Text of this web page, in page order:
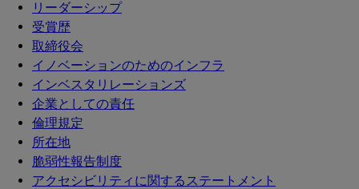
リーダーシップ
受賞歴
取締役会
イノベーションのためのインフラ
インベスタリレーションズ
企業としての責任
倫理規定
所在地
脆弱性報告制度
アクセシビリティに関するステートメント